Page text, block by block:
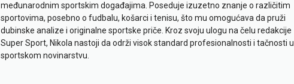
međunarodnim sportskim događajima. Poseduje izuzetno znanje o različitim
sportovima, posebno o fudbalu, košarci i tenisu, što mu omogućava da pruži
dubinske analize i originalne sportske priče. Kroz svoju ulogu na čelu redakcije
Super Sport, Nikola nastoji da održi visok standard profesionalnosti i tačnosti u
sportskom novinarstvu.